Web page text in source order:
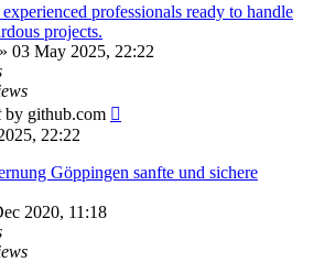
professionals ready to handle
projects.
» 03 May 2025, 22:22
by github.com
22:22
Göppingen sanfte und sichere
2020, 11:18